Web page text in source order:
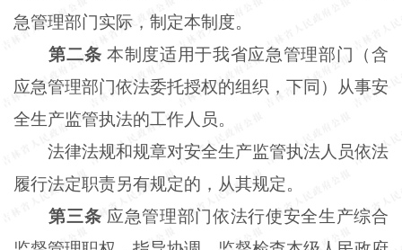
急管理部门实际，制定本制度。
第二条 本制度适用于我省应急管理部门（含
应急管理部门依法委托授权的组织，下同）从事安
全生产监管执法的工作人员。
法律法规和规章对安全生产监管执法人员依法
履行法定职责另有规定的，从其规定。
第三条 应急管理部门依法行使安全生产综合